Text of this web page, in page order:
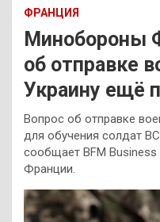
ФРАНЦИЯ
Минобороны
об отправке
Украину ещё
Вопрос об отправке
для обучения солдат
сообщает BFM
Франции.